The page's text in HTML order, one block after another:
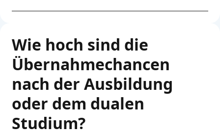
Wie hoch sind die
Übernahmechancen
nach der Ausbildung
oder dem dualen
Studium?